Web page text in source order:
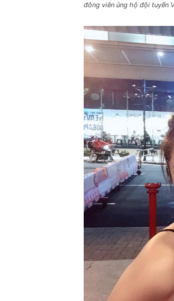
đông viên ủng hộ đội tuyển